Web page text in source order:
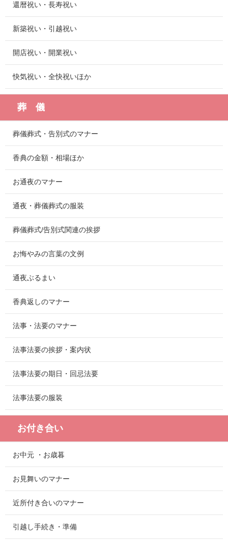
還暦祝い・長寿祝い
新築祝い・引越祝い
開店祝い・開業祝い
快気祝い・全快祝いほか
葬 儀
葬儀葬式・告別式のマナー
香典の金額・相場ほか
お通夜のマナー
通夜・葬儀葬式の服装
葬儀葬式/告別式関連の挨拶
お悔やみの言葉の文例
通夜ぶるまい
香典返しのマナー
法事・法要のマナー
法事法要の挨拶・案内状
法事法要の期日・回忌法要
法事法要の服装
お付き合い
お中元 ・お歳暮
お見舞いのマナー
近所付き合いのマナー
引越し手続き・準備